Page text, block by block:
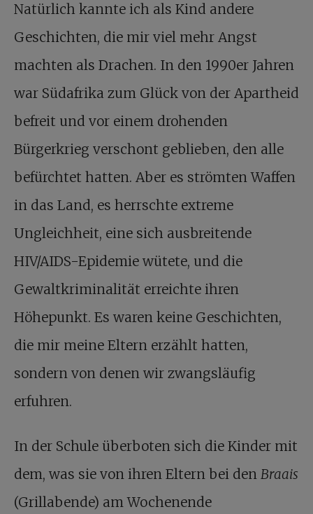
Natürlich kannte ich als Kind andere
Geschichten, die mir viel mehr Angst
machten als Drachen. In den 1990er Jahren
war Südafrika zum Glück von der Apartheid
befreit und vor einem drohenden
Bürgerkrieg verschont geblieben, den alle
befürchtet hatten. Aber es strömten Waffen
in das Land, es herrschte extreme
Ungleichheit, eine sich ausbreitende
HIV/AIDS-Epidemie wütete, und die
Gewaltkriminalität erreichte ihren
Höhepunkt. Es waren keine Geschichten,
die mir meine Eltern erzählt hatten,
sondern von denen wir zwangsläufig
erfuhren.
In der Schule überboten sich die Kinder mit
dem, was sie von ihren Eltern bei den Braais
(Grillabende) am Wochenende